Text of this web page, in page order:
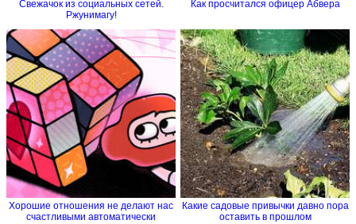
Свежачок из социальных сетей.
Ржунимагу!
Как просчитался офицер Абвера
Хорошие отношения не делают нас
счастливыми автоматически
Какие садовые привычки давно пора
оставить в прошлом